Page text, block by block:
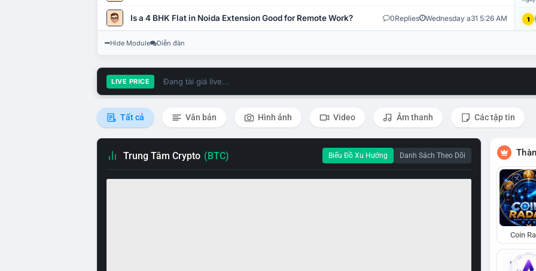
Is a 4 BHK Flat in Noida Extension Good for Remote Work? 0Replies Wednesday a31 5:26 AM 1
Hide Module Diễn đàn
LIVE PRICE Đang tải giá live...
Tất cả Văn bản Hình ảnh Video Âm thanh Các tập tin
Trung Tâm Crypto (BTC) Biểu Đồ Xu Hướng Danh Sách Theo Dõi
Coin